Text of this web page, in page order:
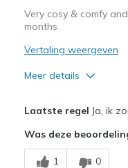
Very cosy & comfy
months
Vertaling weergeven
Meer details
Breathe Well
Laatste regel Ja, ik
Was deze
1 0